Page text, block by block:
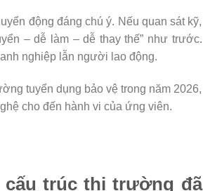
động đáng chú ý. Nếu quan sát kỹ,
– dễ làm – dễ thay thế” như trước.
nghiệp lẫn người lao động.
tuyển dụng bảo vệ trong năm 2026,
cho đến hành vi của ứng viên.
cấu trúc thị trường đã